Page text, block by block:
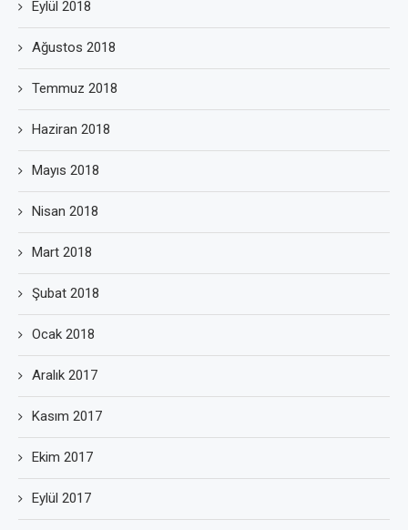
Eylül 2018
Ağustos 2018
Temmuz 2018
Haziran 2018
Mayıs 2018
Nisan 2018
Mart 2018
Şubat 2018
Ocak 2018
Aralık 2017
Kasım 2017
Ekim 2017
Eylül 2017